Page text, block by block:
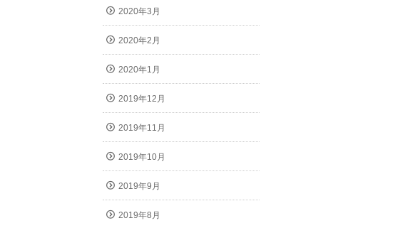
2020年3月
2020年2月
2020年1月
2019年12月
2019年11月
2019年10月
2019年9月
2019年8月